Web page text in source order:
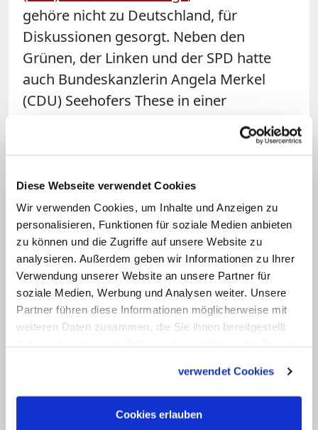
Diese Webseite verwendet Cookies
Wir verwenden Cookies, um Inhalte und Anzeigen zu
personalisieren, Funktionen für soziale Medien anbieten
zu können und die Zugriffe auf unsere Website zu
analysieren. Außerdem geben wir Informationen zu Ihrer
Verwendung unserer Website an unsere Partner für
soziale Medien, Werbung und Analysen weiter. Unsere
Partner führen diese Informationen möglicherweise mit
weiteren Daten zusammen, die Sie ihnen bereitgestellt
verwendet Cookies
Cookies erlauben
gehöre nicht zu Deutschland, für
Diskussionen gesorgt. Neben den
Grünen, der Linken und der SPD hatte
auch Bundeskanzlerin Angela Merkel
(CDU) Seehofers These in einer
Regierungserklärung widersprochen.
Zustimmung bekam Seehofer dagegen
Bundestagsabgeordneten Wolfgang
Bosbach (CDU). "Viele Menschen
diskutieren über das Thema, und sie
wollen wissen, wer welche Haltung in
dieser Frage einnimmt", sagte Bosbach
der "Welt". Seehofer habe nicht völlig
grundlos oder pauschal religiöse oder
philosophische Betrachtungen über Rolle
angestellt, sondern der These
widersprochen, dass derIslamzur
nationalen Identität der Bundesrepublik